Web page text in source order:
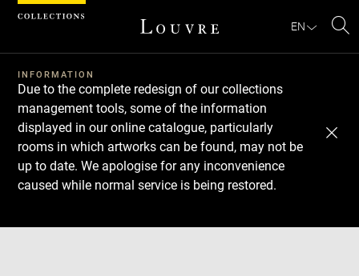
EN
INFORMATION
Due to the complete redesign of our collections
management tools, some of the information
displayed in our online catalogue, particularly
rooms in which artworks can be found, may not be
up to date. We apologise for any inconvenience
caused while normal service is being restored.
Download
Next
Previous
Cookies management panel